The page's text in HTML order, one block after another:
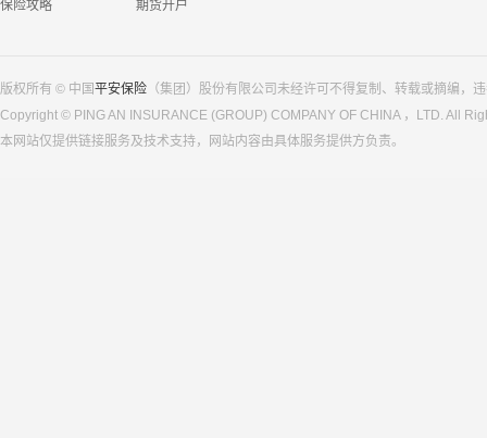
保险攻略
期货开户
版权所有 © 中国平安保险 （集团）股份有限公司未经许可不得复制、转载或摘编，
Copyright © PING AN INSURANCE (GROUP) COMPANY OF CHINA ，LTD. All
本网站仅提供链接服务及技术支持，网站内容由具体服务提供方负责。